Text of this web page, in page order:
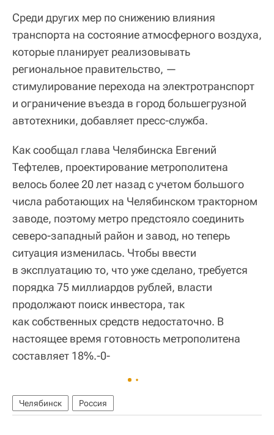
Среди других мер по снижению влияния
транспорта на состояние атмосферного воздуха,
которые планирует реализовывать
региональное правительство, —
стимулирование перехода на электротранспорт
и ограничение въезда в город большегрузной
автотехники, добавляет пресс-служба.
Как сообщал глава Челябинска Евгений
Тефтелев, проектирование метрополитена
велось более 20 лет назад с учетом большого
числа работающих на Челябинском тракторном
заводе, поэтому метро предстояло соединить
северо-западный район и завод, но теперь
ситуация изменилась. Чтобы ввести
в эксплуатацию то, что уже сделано, требуется
порядка 75 миллиардов рублей, власти
продолжают поиск инвестора, так
как собственных средств недостаточно. В
настоящее время готовность метрополитена
составляет 18%.-0-
Челябинск Россия